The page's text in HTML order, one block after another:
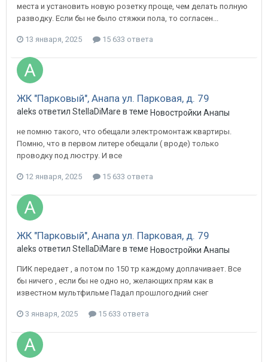
места и установить новую розетку проще, чем делать полную
разводку. Если бы не было стяжки пола, то согласен...
13 января, 2025 15 633 ответа
ЖК "Парковый", Анапа ул. Парковая, д. 79
aleks ответил StellaDiMare в теме Новостройки Анапы
не помню такого, что обещали электромонтаж квартиры.
Помню, что в первом литере обещали ( вроде) только
проводку под люстру. И все
12 января, 2025 15 633 ответа
ЖК "Парковый", Анапа ул. Парковая, д. 79
aleks ответил StellaDiMare в теме Новостройки Анапы
ПИК передает , а потом по 150 тр каждому доплачивает. Все
бы ничего , если бы не одно но, желающих прям как в
известном мультфильме Падал прошлогодний снег
3 января, 2025 15 633 ответа